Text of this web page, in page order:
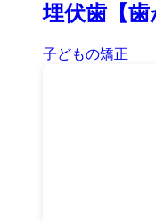
埋伏歯【歯
子どもの矯正